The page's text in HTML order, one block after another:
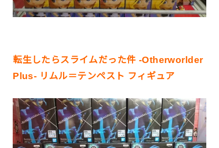
転生したらスライムだった件 -Otherworlder
Plus- リムル＝テンペスト フィギュア